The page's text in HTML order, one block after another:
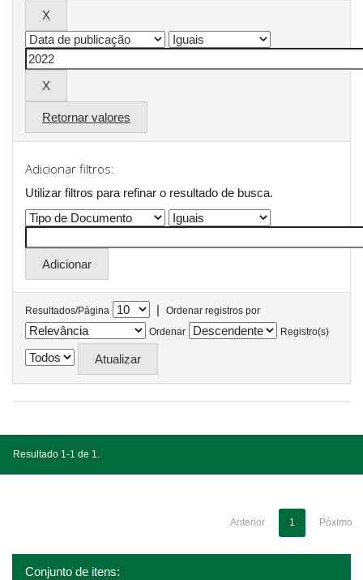
Retornar valores
Adicionar filtros:
Utilizar filtros para refinar o resultado de busca.
Resultados/Página |
Ordenar registros por
Ordenar
Registro(s)
Resultado 1-1 de 1.
Anterior 1 Póximo
Conjunto de itens: